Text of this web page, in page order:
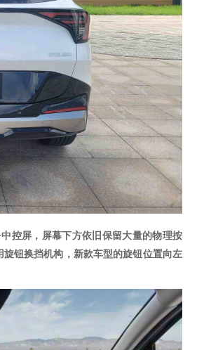
控屏，屏幕下方依旧保留大量的物理按
旋钮换挡机构，新款车型的旋钮位置向左